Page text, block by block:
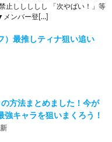
止ししししし 「次やばい！」等
メンバー登[…]
）最推しティナ狙い追い
の方法まとめました！今が
強キャラを狙いまくろう！